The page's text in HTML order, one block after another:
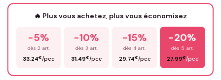
Prénom*
🔥 Plus vous achetez, plus vous économisez
-5%
dès 2 art.
33,24€/pce
-10%
dès 3 art.
31,49€/pce
-15%
dès 4 art.
29,74€/pce
-20%
dès 5 art.
27,99€/pce